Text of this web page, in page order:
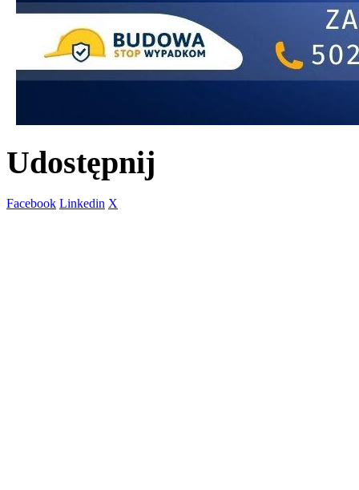
Udostępnij
Facebook Linkedin X